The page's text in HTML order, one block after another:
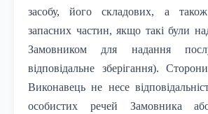
засобу, його складових, а також
запасних частин, якщо такі були
Замовником для надання
відповідальне зберігання).
Виконавець не несе
особистих речей Замовника